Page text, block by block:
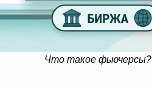
Что такое фьючерсы?